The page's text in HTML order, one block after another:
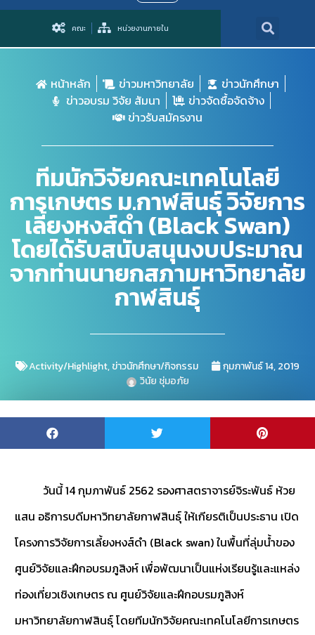
คณะ หน่วยงานภายใน
หน้าหลัก ข่าวมหาวิทยาลัย
ข่าวนักศึกษา
ข่าวอบรม วิจัย สัมนา
ข่าวจัดซื้อจัดจ้าง
ข่าวรับสมัครงาน
ทีมนักวิจัยคณะเทคโนโลยี
การเกษตร ม.กาฬสินธุ์ วิจัยการ
เลี้ยงหงส์ดำ (Black Swan)
โดยได้รับสนับสนุนงบประมาณ
จากท่านนายกสภามหาวิทยาลัย
กาฬสินธุ์
Activity/Highlight,ข่าวนักศึกษา/กิจกรรม
กุมภาพันธ์ 14, 2019
วินัย ชุ่มอภัย
วันนี้ 14 กุมภาพันธ์ 2562 รองศาสตราจารย์จิระพันธ์ ห้วย
แสน อธิการบดีมหาวิทยาลัยกาฬสินธุ์ ให้เกียรติเป็นประธาน เปิด
โครงการวิจัยการเลี้ยงหงส์ดำ (Black swan) ในพื้นที่ลุ่มน้ำของ
ศูนย์วิจัยและฝึกอบรมภูสิงห์ เพื่อพัฒนาเป็นแห่งเรียนรู้และแหล่ง
ท่องเที่ยวเชิงเกษตร ณ ศูนย์วิจัยและฝึกอบรมภูสิงห์
มหาวิทยาลัยกาฬสินธุ์ โดยทีมนักวิจัยคณะเทคโนโลยีการเกษตร